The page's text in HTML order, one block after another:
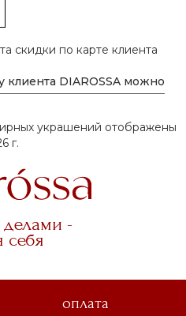
скидки по карте клиента
клиента DIAROSSA можно
украшений отображены
г.
-
себя
оплата